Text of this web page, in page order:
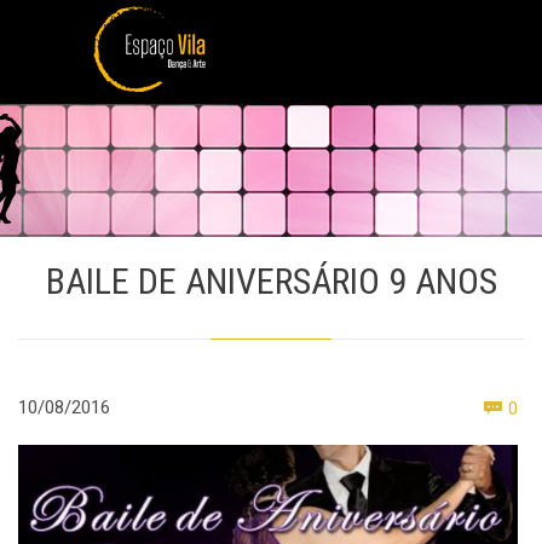
BAILE DE ANIVERSÁRIO 9 ANOS
10/08/2016  0